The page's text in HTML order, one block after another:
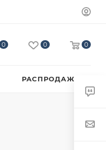
0 0 0
РАСПРОДАЖА